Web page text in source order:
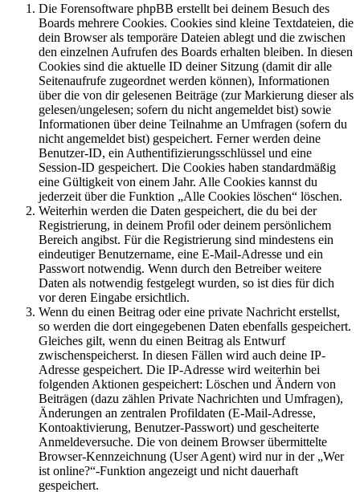
Die Forensoftware phpBB erstellt bei deinem Besuch des
Boards mehrere Cookies. Cookies sind kleine Textdateien, die
dein Browser als temporäre Dateien ablegt und die zwischen
den einzelnen Aufrufen des Boards erhalten bleiben. In diesen
Cookies sind die aktuelle ID deiner Sitzung (damit dir alle
Seitenaufrufe zugeordnet werden können), Informationen
über die von dir gelesenen Beiträge (zur Markierung dieser als
gelesen/ungelesen; sofern du nicht angemeldet bist) sowie
Informationen über deine Teilnahme an Umfragen (sofern du
nicht angemeldet bist) gespeichert. Ferner werden deine
Benutzer-ID, ein Authentifizierungsschlüssel und eine
Session-ID gespeichert. Die Cookies haben standardmäßig
eine Gültigkeit von einem Jahr. Alle Cookies kannst du
jederzeit über die Funktion „Alle Cookies löschen“ löschen.
Weiterhin werden die Daten gespeichert, die du bei der
Registrierung, in deinem Profil oder deinem persönlichem
Bereich angibst. Für die Registrierung sind mindestens ein
eindeutiger Benutzername, eine E-Mail-Adresse und ein
Passwort notwendig. Wenn durch den Betreiber weitere
Daten als notwendig festgelegt wurden, so ist dies für dich
vor deren Eingabe ersichtlich.
Wenn du einen Beitrag oder eine private Nachricht erstellst,
so werden die dort eingegebenen Daten ebenfalls gespeichert.
Gleiches gilt, wenn du einen Beitrag als Entwurf
zwischenspeicherst. In diesen Fällen wird auch deine IP-
Adresse gespeichert. Die IP-Adresse wird weiterhin bei
folgenden Aktionen gespeichert: Löschen und Ändern von
Beiträgen (dazu zählen Private Nachrichten und Umfragen),
Änderungen an zentralen Profildaten (E-Mail-Adresse,
Kontoaktivierung, Benutzer-Passwort) und gescheiterte
Anmeldeversuche. Die von deinem Browser übermittelte
Browser-Kennzeichnung (User Agent) wird nur in der „Wer
ist online?“-Funktion angezeigt und nicht dauerhaft
gespeichert.